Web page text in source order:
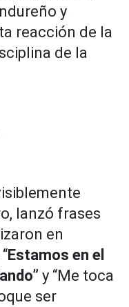
y
reacción de la
de la
lanzó frases
en
Estamos en el
y “Me toca
ser